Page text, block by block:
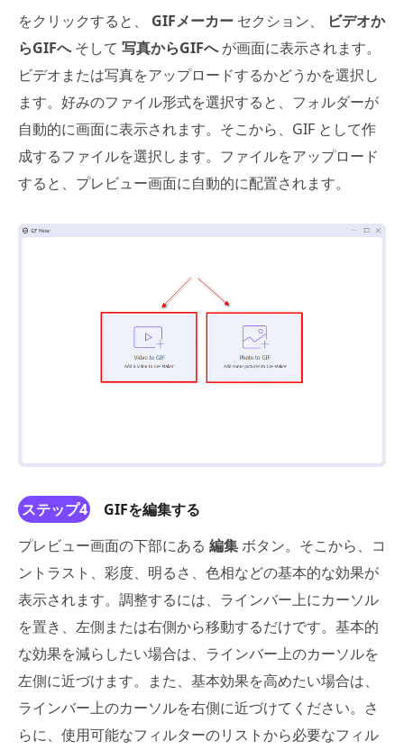
をクリックすると、 GIFメーカー セクション、
ビデオか
らGIFへそして 写真からGIFへが画面に表示されます。
ビデオまたは写真をアップロードするかどうかを選択し
ます。好みのファイル形式を選択すると、フォルダーが
自動的に画面に表示されます。そこから、GIF として作
成するファイルを選択します。ファイルをアップロード
すると、プレビュー画面に自動的に配置されます。
ステップ4
GIFを編集する
プレビュー画面の下部にある 編集ボタン。そこから、コ
ントラスト、彩度、明るさ、色相などの基本的な効果が
表示されます。調整するには、ラインバー上にカーソル
を置き、左側または右側から移動するだけです。基本的
な効果を減らしたい場合は、ラインバー上のカーソルを
左側に近づけます。また、基本効果を高めたい場合は、
ラインバー上のカーソルを右側に近づけてください。さ
らに、使用可能なフィルターのリストから必要なフィル